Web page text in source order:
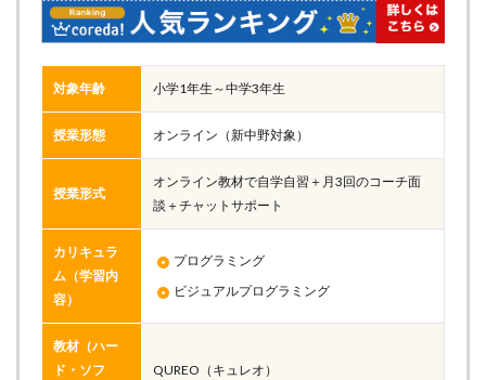
対象年齢 小学1年生～中学3年生
授業形態 オンライン（新中野対象）
授業形式
オンライン教材で自学自習＋月3回のコーチ面
談＋チャットサポート
カリキュラ
ム（学習内
容）
プログラミング
ビジュアルプログラミング
教材（ハー
ド・ソフ
QUREO（キュレオ）